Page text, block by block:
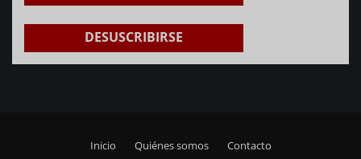
DESUSCRIBIRSE
Inicio Quiénes somos
Contacto